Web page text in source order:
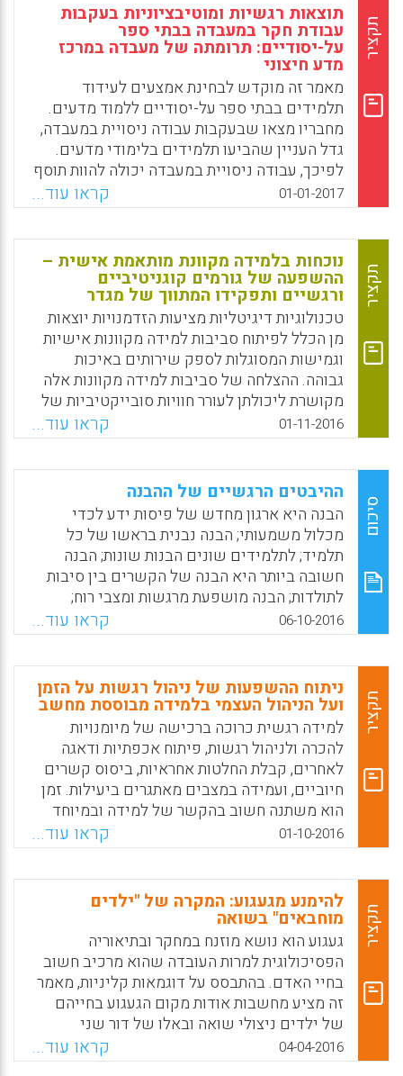
תקציר
תוצאות רגשיות ומוטיבציוניות בעקבות
עבודת חקר במעבדה בבתי ספר
על-יסודיים: תרומתה של מעבדה במרכז
מדע חיצוני
מאמר זה מוקדש לבחינת אמצעים לעידוד
תלמידים בבתי ספר על-יסודיים ללמוד מדעים.
מחבריו מצאו שבעקבות עבודה ניסויית במעבדה,
גדל העניין שהביעו תלמידים בלימודי מדעים.
לפיכך, עבודה ניסויית במעבדה יכולה להוות תוסף
חשוב בחינוך מדעי. לפי החוקרים, כאשר
תלמידים עוברים ללמוד בבית ספר על-יסודי,
פוחת העניין שהם מביעים בלימודי המדעים. יש
לעודד את אותם לעסוק בנושאים מדעיים
הנוגעים לחיי היום-יום, למשל שינוי אקלים
וטיהור מים, משום שהדבר מגביר את המוטיבציה
שלהם ללימוד המקצועות המדעיים.
WhatsApp
Facebook
Email
X
01-01-2017 קראו עוד...
תקציר
נוכחות בלמידה מקוונת מותאמת אישית –
ההשפעה של גורמים קוגניטיביים
ורגשיים ותפקידו המתווך של מגדר
טכנולוגיות דיגיטליות מציעות הזדמנויות יוצאות
מן הכלל לפיתוח סביבות למידה מקוונות אישיות
וגמישות המסוגלות לספק שירותים באיכות
גבוהה. ההצלחה של סביבות למידה מקוונות אלה
מקושרת ליכולתן לעורר חוויות סובייקטיביות של
נוכחות, שדרכן לומדים מקוונים מרגישים שהם
"ממוקמים" באופן אינדיבידואלי בתוך סביבה
חינוכית בעלת אופי אנושי, אמיתית. המחברים בנו
מודל משולב שממקם תהליכים קוגניטיביים
(השליטה הנתפסת של לומד מקוון, תשומת לב
ממוקדת, דמיון מנטלי) ורגש בליבה של תצורת
הנוכחות, ומתייחס לתפקיד המתווך של מגדר
(Rodriguez-Ardura, Inma; Meseguer-Artola,
Antoni, 2016).
WhatsApp
Facebook
Email
X
01-11-2016 קראו עוד...
סיכום
ההיבטים הרגשיים של ההבנה
הבנה היא ארגון מחדש של פיסות ידע לכדי
מכלול משמעותי; הבנה נבנית בראשו של כל
תלמיד; לתלמידים שונים הבנות שונות; הבנה
חשובה ביותר היא הבנה של הקשרים בין סיבות
לתולדות; הבנה מושפעת מרגשות ומצבי רוח;
רגשות ומצבי רוח משפיעים על איכות ההבנה ועל
ההנעה להבין; מסקנה: המורים צריכים להבין את
הקשר שבין הבנה לרגשות ולעורר רגשות
המאפשרים הבנה (דאגלס ניוטון).
WhatsApp
Facebook
Email
X
06-10-2016 קראו עוד...
תקציר
ניתוח ההשפעות של ניהול רגשות על הזמן
ועל הניהול העצמי בלמידה מבוססת מחשב
למידה רגשית כרוכה ברכישה של מיומנויות
להכרה ולניהול רגשות, פיתוח אכפתיות ודאגה
לאחרים, קבלת החלטות אחראיות, ביסוס קשרים
חיוביים, ועמידה במצבים מאתגרים ביעילות. זמן
הוא משתנה חשוב בהקשר של למידה ובמיוחד
בניתוח תהליכי הוראה-למידה המתרחשים
בלמידה שיתופית, בעוד שניהול זמן חיוני ללמידה
יעילה. המטרה של עבודה זו היא לנתח את
ההשפעות של ניהול רגשות על ניהול זמן ועל
ניהול עצמי בלמידה מקוונת ולזהות את היכולות
בניהול זמן ובניהול עצמי המושפעות ביותר בעת
שתלמידים חותרים להשיג למידה יעילה
(Arguedas, Marta; Daradoumis, Thanasis;
Xhafa, Fatos, 2016).
WhatsApp
Facebook
Email
X
01-10-2016 קראו עוד...
תקציר
להימנע מגעגוע: המקרה של "ילדים
מוחבאים" בשואה
געגוע הוא נושא מוזנח במחקר ובתיאוריה
הפסיכולוגית למרות העובדה שהוא מרכיב חשוב
בחיי האדם. בהתבסס על דוגמאות קליניות, מאמר
זה מציע מחשבות אודות מקום הגעגוע בחייהם
של ילדים ניצולי שואה ובאלו של דור שני
לניצולי שואה. החלק הראשון מתאר את מושג
הגעגוע והבחנתו מנוסטלגיה ותשוקה, בעוד החלק
04-04-2016 קראו עוד...